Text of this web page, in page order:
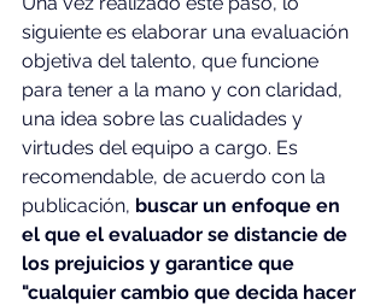
siguiente es elaborar una evaluación
objetiva del talento, que funcione
para tener a la mano y con claridad,
una idea sobre las cualidades y
virtudes del equipo a cargo. Es
recomendable, de acuerdo con la
publicación, buscar un enfoque en
el que el evaluador se distancie de
los prejuicios y garantice que
"cualquier cambio que decida hacer